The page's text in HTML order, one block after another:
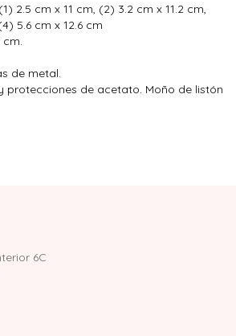
2.5 cm x 11 cm, (2) 3.2 cm x 11.2 cm,
5.6 cm x 12.6 cm
cm.
de metal.
protecciones de acetato. Moño de listón
6C